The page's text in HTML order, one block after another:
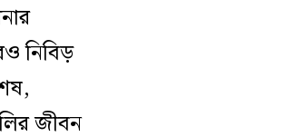
নিবিড়
জীবন